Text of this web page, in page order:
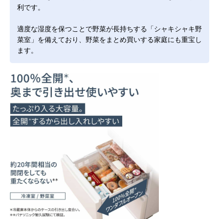
利です。
適度な湿度を保つことで野菜が長持ちする「シャキシャキ野
菜室」を備えており、野菜をまとめ買いする家庭にも重宝し
ます。